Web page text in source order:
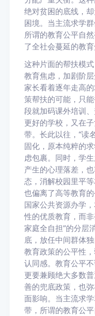
绝对贫困的底线，
困境。当主流求学
所谓的教育公平自
了全社会蔓延的教育
这种片面的帮扶模式
教育焦虑，加剧阶
家长看着逐年走高
策帮扶的可能，只
段就加码课外培训
更好的学校，又在
带。长此以往，“读
固化，原本纯粹的
虑包裹。同时，学
产生的心理落差，
态，消解校园里平等
也偏离了高等教育
国家公共资源办学
性的优质教育，而
家庭全自担”的分层
底，放任中间群体
教育政策的公平性
认同感。教育公平
更要兼顾绝大多数
善的兜底政策，也
面影响。当主流求
带，所谓的教育公